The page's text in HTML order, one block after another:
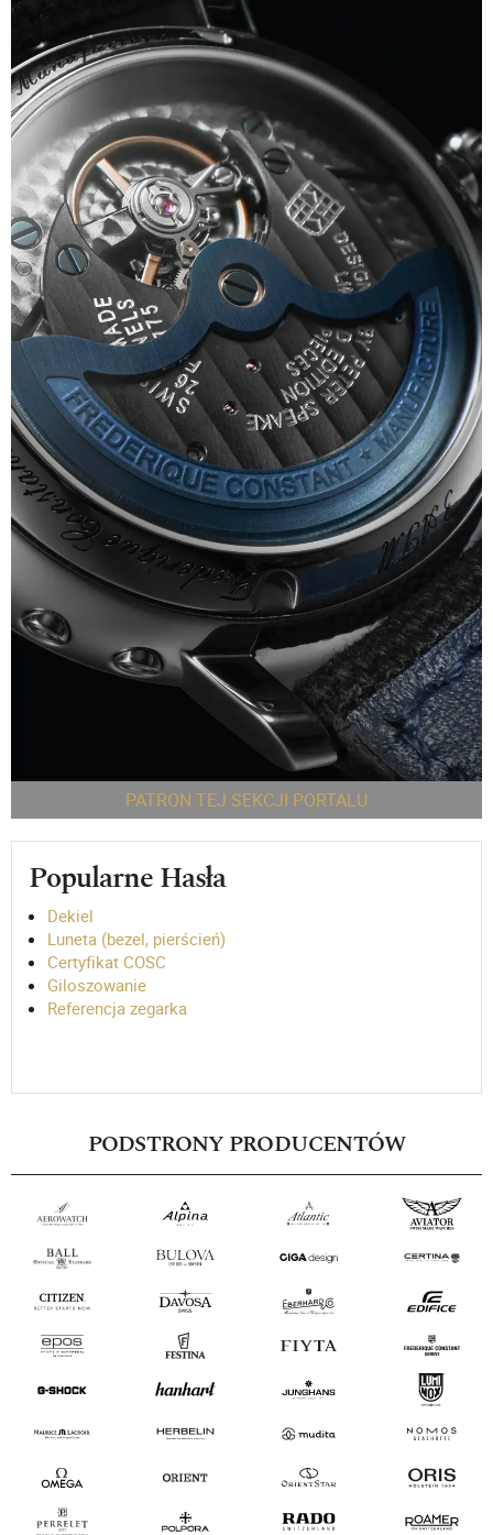
PATRON TEJ SEKCJI PORTALU
Popularne Hasła
Dekiel
Luneta (bezel, pierścień)
Certyfikat COSC
Giloszowanie
Referencja zegarka
PODSTRONY PRODUCENTÓW